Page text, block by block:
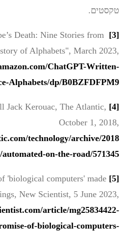
טקסטים.
[3]
Death: Nine Stories from
of Alphabets", March 2023,
ChatGPT-Written-
Alphabets/dp/B0BZFDFPM9
[4]
Jack Kerouac, The Atlantic,
October 1, 2018,
technology/archive/2018
automated-on-the-road/571345/
[5]
'biological computers' made
New Scientist, 5 June 2023,
article/mg25834422-
of-biological-computers-